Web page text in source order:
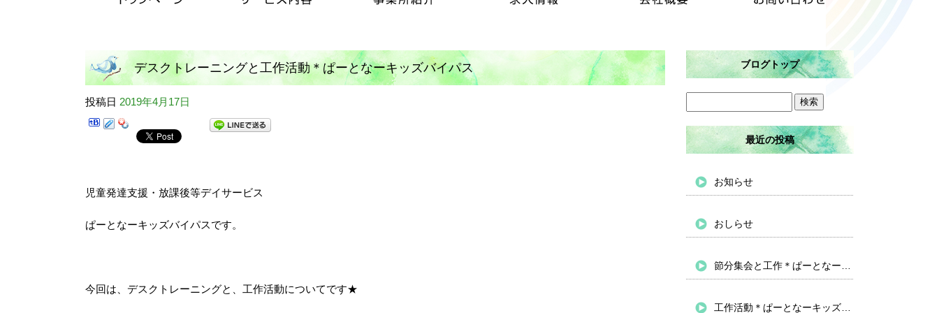
デスクトレーニングと工作活動＊ぱーとなーキッズバイパス
投稿日 2019年4月17日
児童発達支援・放課後等デイサービス
ぱーとなーキッズバイパスです。
今回は、デスクトレーニングと、工作活動についてです★
ブログトップ
最近の投稿
お知らせ
おしらせ